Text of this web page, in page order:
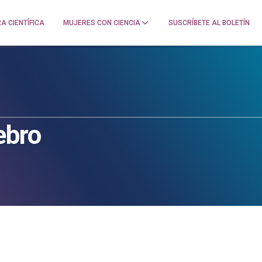
CIENTÍFICA MUJERES CON CIENCIA SUSCRÍBETE AL BOLETÍN